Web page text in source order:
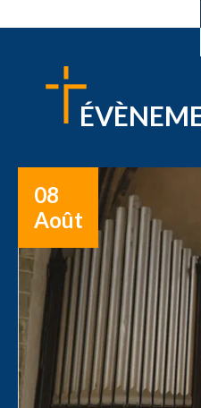
08
Août